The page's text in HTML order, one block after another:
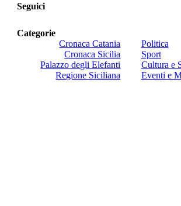
Seguici
Categorie
Cronaca Catania
Cronaca Sicilia
Palazzo degli Elefanti
Regione Siciliana
Politica
Sport
Cultura e
Eventi e